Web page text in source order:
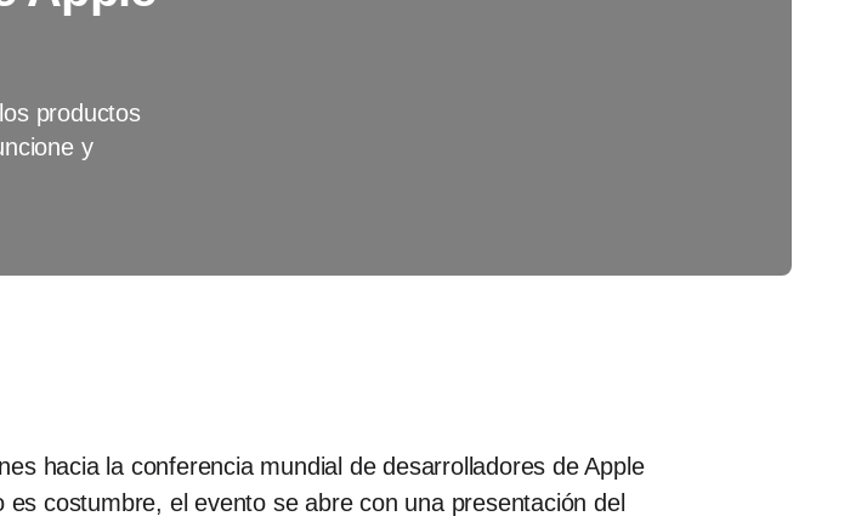
productos
y
hacia la conferencia mundial de desarrolladores de Apple
costumbre, el evento se abre con una presentación del